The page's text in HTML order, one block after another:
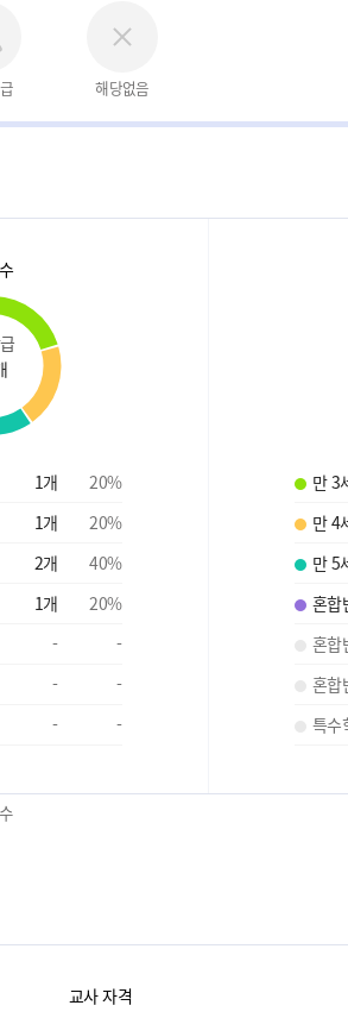
해당없음
1개 20%
1개 20%
2개 40%
1개 20%
-
-
-
-
- -
만 3
만 4
만 5
혼합
혼합
혼합
특수
교사 자격